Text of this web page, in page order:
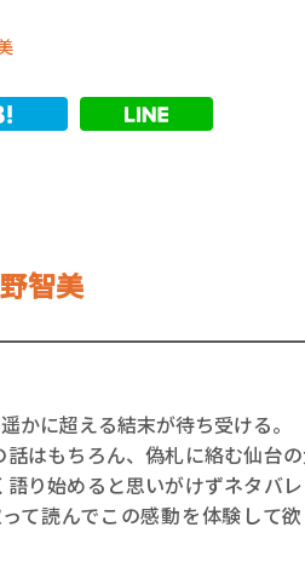
智美
かに超える結末が待ち受ける。
はもちろん、偽札に絡む仙台
り始めると思いがけずネタバ
て読んでこの感動を体験して